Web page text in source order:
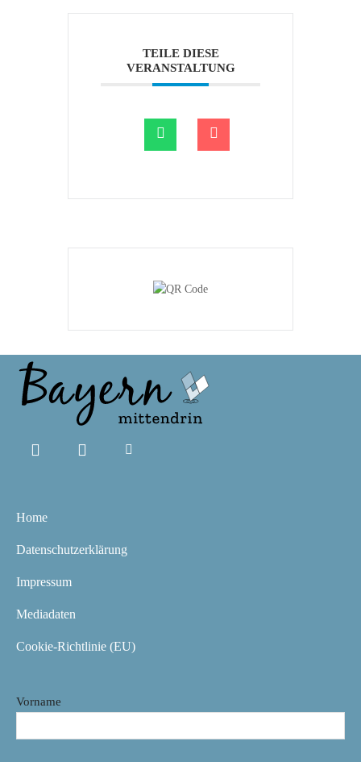
TEILE DIESE
VERANSTALTUNG
Home
Datenschutzerklärung
Impressum
Mediadaten
Cookie-Richtlinie (EU)
Vorname